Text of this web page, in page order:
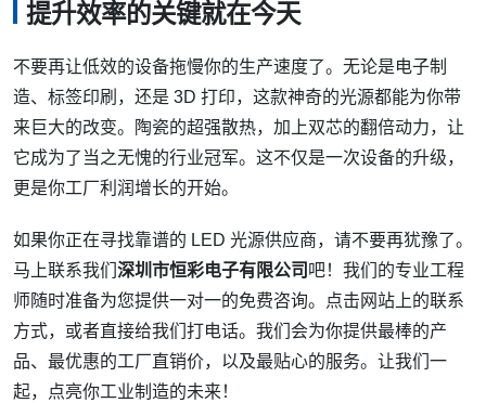
提升效率的关键就在今天
不要再让低效的设备拖慢你的生产速度了。无论是电子制
造、标签印刷，还是 3D 打印，这款神奇的光源都能为你带
来巨大的改变。陶瓷的超强散热，加上双芯的翻倍动力，让
它成为了当之无愧的行业冠军。这不仅是一次设备的升级，
更是你工厂利润增长的开始。
如果你正在寻找靠谱的 LED 光源供应商，请不要再犹豫了。
马上联系我们 深圳市恒彩电子有限公司 吧！我们的专业工程
师随时准备为您提供一对一的免费咨询。点击网站上的联系
方式，或者直接给我们打电话。我们会为你提供最棒的产
品、最优惠的工厂直销价，以及最贴心的服务。让我们一
起，点亮你工业制造的未来！